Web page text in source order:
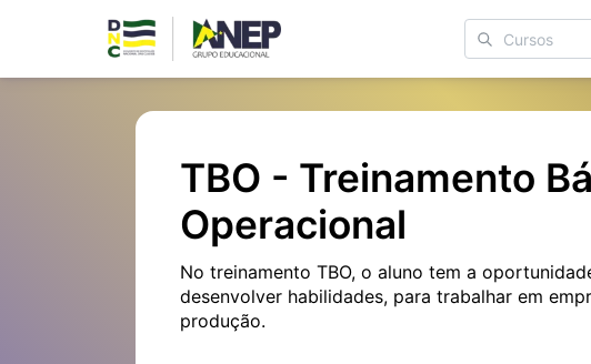
TBO - Treinamento
Operacional
No treinamento TBO, o aluno tem a
desenvolver habilidades, para trabalhar em
produção.